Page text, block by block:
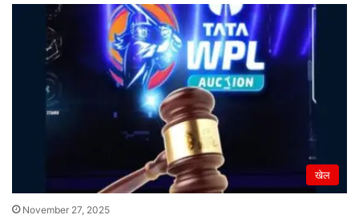
खेल
November 27, 2025